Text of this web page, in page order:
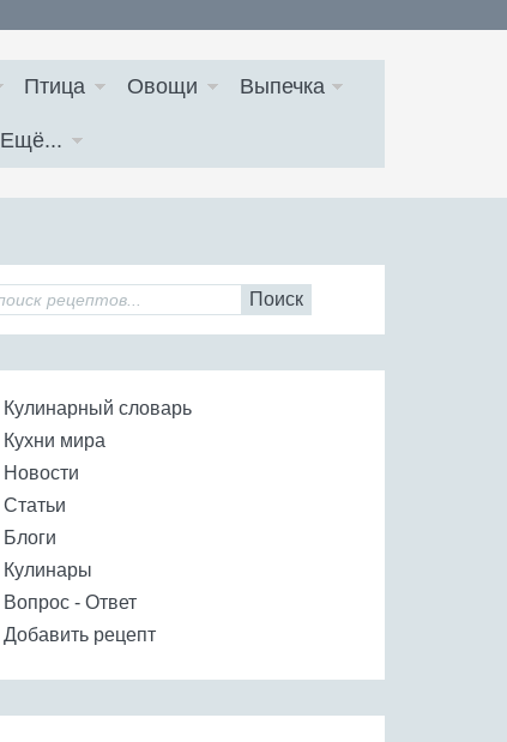
Птица Овощи Выпечка
Ещё...
Поиск
Кулинарный словарь
Кухни мира
Новости
Статьи
Блоги
Кулинары
Вопрос - Ответ
Добавить рецепт